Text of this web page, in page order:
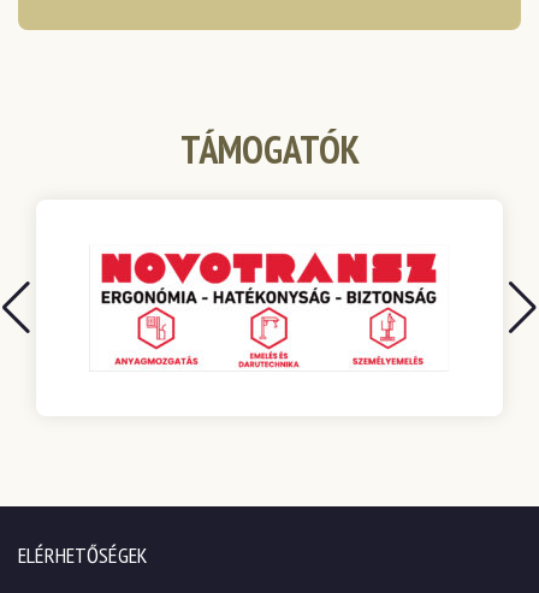
TÁMOGATÓK
ELÉRHETŐSÉGEK